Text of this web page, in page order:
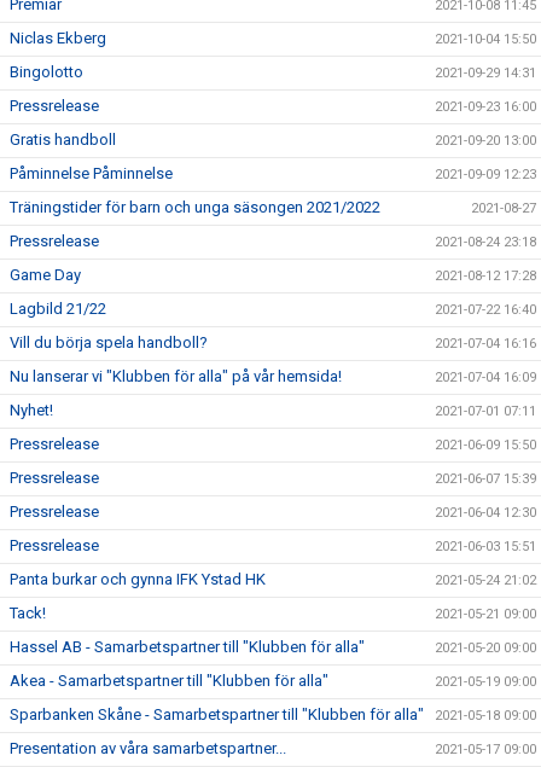
Premiär 2021-10-08 11:45
Niclas Ekberg 2021-10-04 15:50
Bingolotto 2021-09-29 14:31
Pressrelease 2021-09-23 16:00
Gratis handboll 2021-09-20 13:00
Påminnelse Påminnelse 2021-09-09 12:23
Träningstider för barn och unga säsongen 2021/2022 2021-08-27
Pressrelease 2021-08-24 23:18
Game Day 2021-08-12 17:28
Lagbild 21/22 2021-07-22 16:40
Vill du börja spela handboll? 2021-07-04 16:16
Nu lanserar vi "Klubben för alla" på vår hemsida! 2021-07-04 16:09
Nyhet! 2021-07-01 07:11
Pressrelease 2021-06-09 15:50
Pressrelease 2021-06-07 15:39
Pressrelease 2021-06-04 12:30
Pressrelease 2021-06-03 15:51
Panta burkar och gynna IFK Ystad HK 2021-05-24 21:02
Tack! 2021-05-21 09:00
Hassel AB - Samarbetspartner till "Klubben för alla" 2021-05-20 09:00
Akea - Samarbetspartner till "Klubben för alla" 2021-05-19 09:00
Sparbanken Skåne - Samarbetspartner till "Klubben för alla" 2021-05-18 09:00
Presentation av våra samarbetspartner... 2021-05-17 09:00